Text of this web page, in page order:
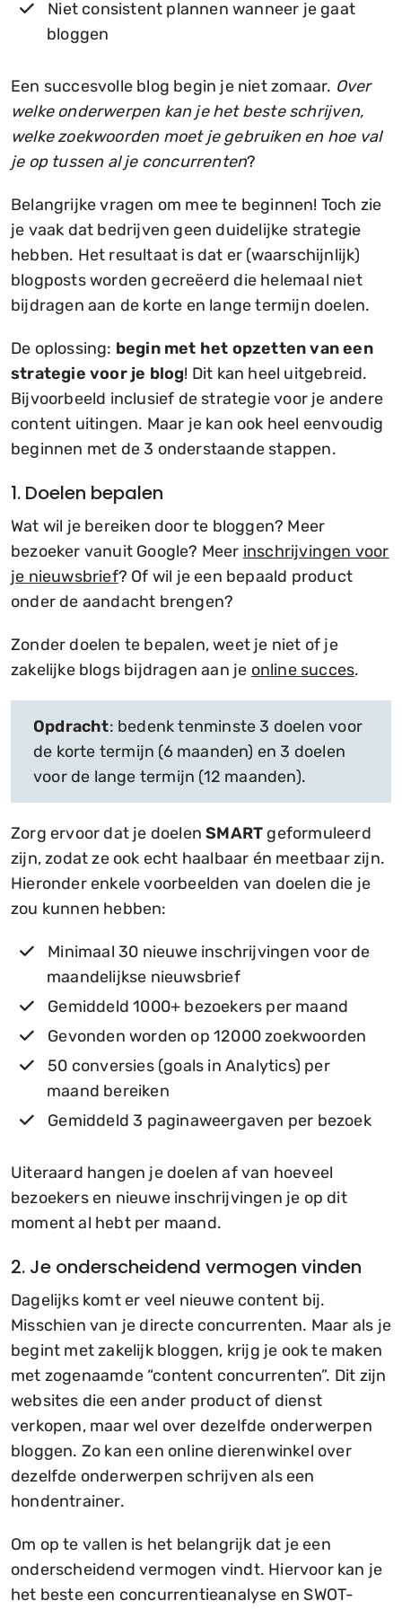
Niet consistent plannen wanneer je gaat
bloggen
Een succesvolle blog begin je niet zomaar. Over
welke onderwerpen kan je het beste schrijven,
welke zoekwoorden moet je gebruiken en hoe val
je op tussen al je concurrenten?
Belangrijke vragen om mee te beginnen! Toch zie
je vaak dat bedrijven geen duidelijke strategie
hebben. Het resultaat is dat er (waarschijnlijk)
blogposts worden gecreëerd die helemaal niet
bijdragen aan de korte en lange termijn doelen.
De oplossing: begin met het opzetten van een
strategie voor je blog! Dit kan heel uitgebreid.
Bijvoorbeeld inclusief de strategie voor je andere
content uitingen. Maar je kan ook heel eenvoudig
beginnen met de 3 onderstaande stappen.
1. Doelen bepalen
Wat wil je bereiken door te bloggen? Meer
bezoeker vanuit Google? Meer inschrijvingen voor
je nieuwsbrief? Of wil je een bepaald product
onder de aandacht brengen?
Zonder doelen te bepalen, weet je niet of je
zakelijke blogs bijdragen aan je online succes.
Opdracht: bedenk tenminste 3 doelen voor
de korte termijn (6 maanden) en 3 doelen
voor de lange termijn (12 maanden).
Zorg ervoor dat je doelenSMART geformuleerd
zijn, zodat ze ook echt haalbaar én meetbaar zijn.
Hieronder enkele voorbeelden van doelen die je
zou kunnen hebben:
Minimaal 30 nieuwe inschrijvingen voor de
maandelijkse nieuwsbrief
Gemiddeld 1000+ bezoekers per maand
Gevonden worden op 12000 zoekwoorden
50 conversies (goals in Analytics) per
maand bereiken
Gemiddeld 3 paginaweergaven per bezoek
Uiteraard hangen je doelen af van hoeveel
bezoekers en nieuwe inschrijvingen je op dit
moment al hebt per maand.
2. Je onderscheidend vermogen vinden
Dagelijks komt er veel nieuwe content bij.
Misschien van je directe concurrenten. Maar als je
begint met zakelijk bloggen, krijg je ook te maken
met zogenaamde “content concurrenten”. Dit zijn
websites die een ander product of dienst
verkopen, maar wel over dezelfde onderwerpen
bloggen. Zo kan een online dierenwinkel over
dezelfde onderwerpen schrijven als een
hondentrainer.
Om op te vallen is het belangrijk dat je een
onderscheidend vermogen vindt. Hiervoor kan je
het beste een concurrentieanalyse en SWOT-